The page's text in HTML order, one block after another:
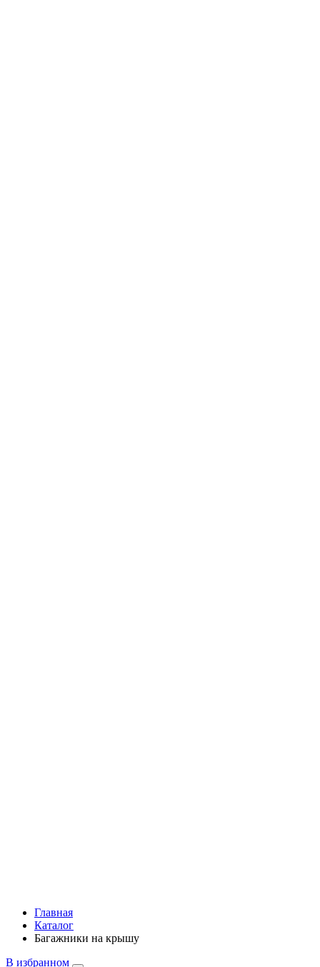
Главная
Каталог
Багажники на крышу
В избранном